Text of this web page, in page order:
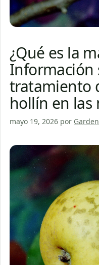
¿Qué es la
Información
tratamiento
hollín en las
mayo 19, 2026 por